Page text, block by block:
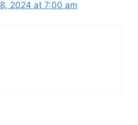
2024 at 7:00 am